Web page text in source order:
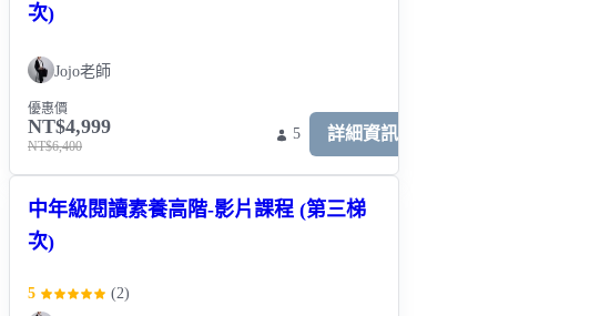
次)
Jojo老師
優惠價
NT$4,999
NT$6,400
5 詳細資訊
中年級閱讀素養高階-影片課程 (第三梯
次)
5 (2)